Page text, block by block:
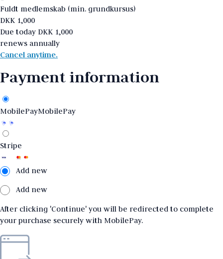
Fuldt medlemskab (min. grundkursus)
DKK 1,000
Due today DKK 1,000
renews annually
Cancel anytime.
Payment information
MobilePayMobilePay
Stripe
Add new
Add new
After clicking 'Continue' you will be redirected to complete
your purchase securely with MobilePay.